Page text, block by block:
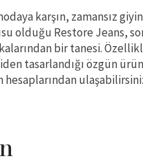
karşın, zamansız
olduğu Restore Jeans,
bir tanesi.
tasarlandığı özgün